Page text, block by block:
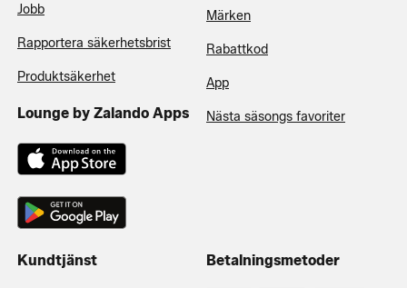
Jobb
Rapportera säkerhetsbrist
Produktsäkerhet
Lounge by Zalando Apps
Märken
Rabattkod
App
Nästa säsongs favoriter
Kundtjänst Betalningsmetoder